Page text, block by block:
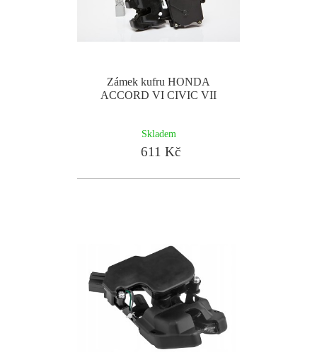
Zámek kufru HONDA
ACCORD VI CIVIC VII
Skladem
611 Kč